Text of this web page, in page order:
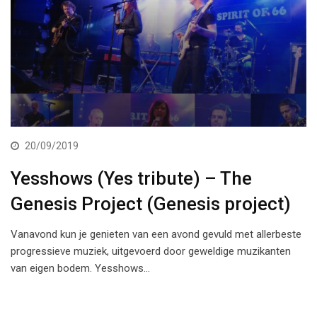
20/09/2019
Yesshows (Yes tribute) – The
Genesis Project (Genesis project)
Vanavond kun je genieten van een avond gevuld met allerbeste
progressieve muziek, uitgevoerd door geweldige muzikanten
van eigen bodem. Yesshows…